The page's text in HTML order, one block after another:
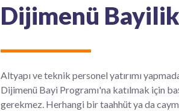
Dijimenü
Altyapı ve teknik personel yatırımı
Dijimenü Bayi Programı'na katılmak için
gerekmez. Herhangi bir taahhüt ya da